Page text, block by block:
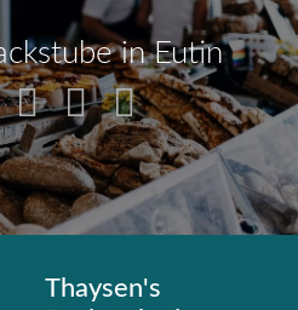
in Eutin
Thaysen's